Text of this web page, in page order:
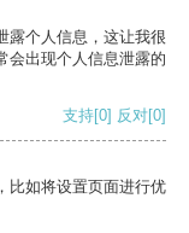
露个人信息，这让我很
会出现个人信息泄露的
支持[0] 反对[0]
比如将设置页面进行优